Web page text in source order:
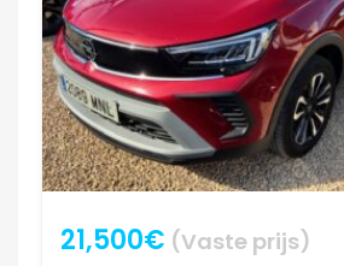
21,500€ (Vaste prijs)